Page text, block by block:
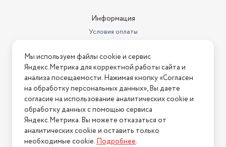
Информация
Условия оплаты
Условия возврата
Нашли ошибку на сайте? Напишите нам
2026 © Интернет-магазин "АстМаркет". У нас есть всё!
Политика конфиденциальности
Мы используем файлы cookie и сервис
Яндекс.Метрика для корректной работы сайта и
анализа посещаемости. Нажимая кнопку «Согласен
на обработку персональных данных», Вы даете
согласие на использование аналитических cookie и
обработку данных с помощью сервиса
Яндекс.Метрика. Вы можете отказаться от
аналитических cookie и оставить только
необходимые cookie.Подробнее.